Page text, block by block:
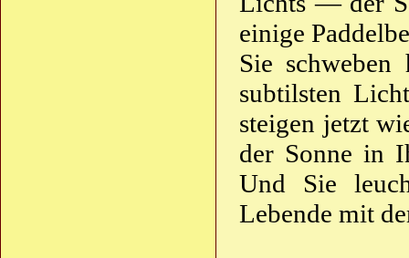
einige
Sie
subtilsten
steigen jetzt
der Sonne in
Und Sie
Lebende mit